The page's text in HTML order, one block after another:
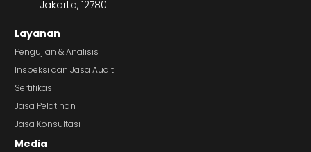
Jakarta, 12780
Layanan
Pengujian & Analisis
Inspeksi dan Jasa Audit
Sertifikasi
Jasa Pelatihan
Jasa Konsultasi
Media